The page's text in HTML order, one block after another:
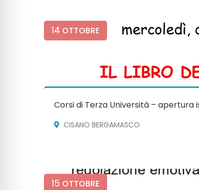
14 OTTOBRE
Corsi di Terza Università – apertura
CISANO BERGAMASCO
15 OTTOBRE